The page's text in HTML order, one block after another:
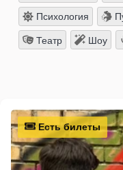
Психология
Театр Шоу
Есть билеты